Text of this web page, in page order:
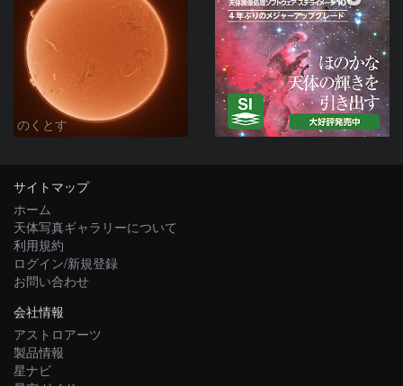
のくとす
サイトマップ
ホーム
天体写真ギャラリーについて
利用規約
ログイン/新規登録
お問い合わせ
会社情報
アストロアーツ
製品情報
星ナビ